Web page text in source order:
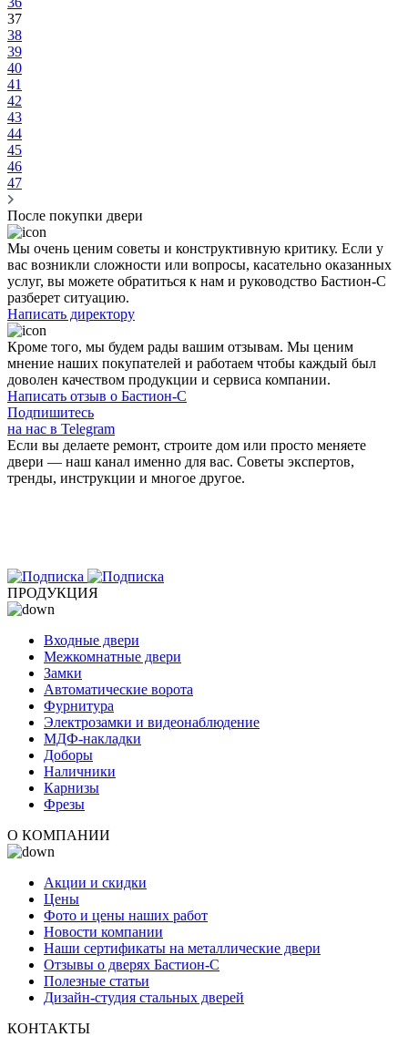
37
38
39
40
41
42
43
44
45
46
47
После покупки двери
Мы очень ценим советы и конструктивную критику. Если у
вас возникли сложности или вопросы, касательно оказанных
услуг, вы можете обратиться к нам и руководство Бастион-С
разберет ситуацию.
Написать директору
Кроме того, мы будем рады вашим отзывам. Мы ценим
мнение наших покупателей и работаем чтобы каждый был
доволен качеством продукции и сервиса компании.
Написать отзыв о Бастион-С
Подпишитесь
на нас в Telegram
Если вы делаете ремонт, строите дом или просто меняете
двери — наш канал именно для вас. Советы экспертов,
тренды, инструкции и многое другое.
ПРОДУКЦИЯ
Входные двери
Межкомнатные двери
Замки
Автоматические ворота
Фурнитура
Электрозамки и видеонаблюдение
МДФ-накладки
Доборы
Наличники
Карнизы
Фрезы
О КОМПАНИИ
Акции и скидки
Цены
Фото и цены наших работ
Новости компании
Наши сертификаты на металлические двери
Отзывы о дверях Бастион-С
Полезные статьи
Дизайн-студия стальных дверей
КОНТАКТЫ